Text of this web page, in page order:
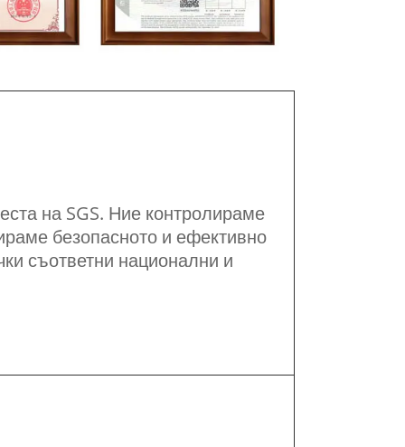
на SGS. Ние контролираме
безопасното и ефективно
съответни национални и